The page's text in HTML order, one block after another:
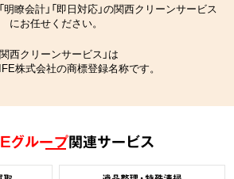
明瞭会計」「即日対応」の関西クリーンサービス
にお任せください。
関西クリーンサービス」は
株式会社の商標登録名称です。
グループ関連サービス